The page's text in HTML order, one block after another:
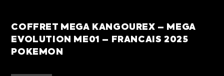
COFFRET MEGA KANGOUREX – MEGA
EVOLUTION ME01 – FRANCAIS 2025
POKEMON